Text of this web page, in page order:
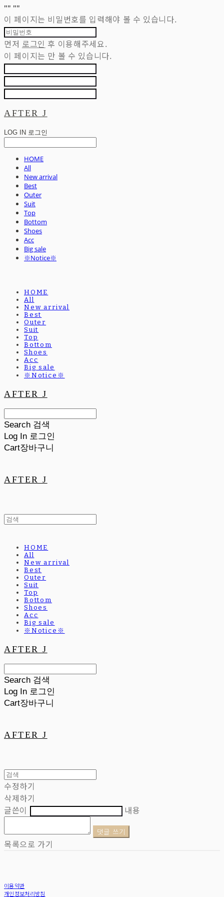
"" ""
이 페이지는 비밀번호를 입력해야 볼 수 있습니다.
먼저 로그인 후 이용해주세요.
이 페이지는 만 볼 수 있습니다.
AFTER J
LOG IN 로그인
HOME
All
New arrival
Best
Outer
Suit
Top
Bottom
Shoes
Acc
Big sale
※Notice※
HOME
All
New arrival
Best
Outer
Suit
Top
Bottom
Shoes
Acc
Big sale
※Notice※
AFTER J
Search 검색
Log In 로그인
Cart장바구니
AFTER J
HOME
All
New arrival
Best
Outer
Suit
Top
Bottom
Shoes
Acc
Big sale
※Notice※
AFTER J
Search 검색
Log In 로그인
Cart장바구니
AFTER J
수정하기
삭제하기
글쓴이
내용
댓글 쓰기
목록으로 가기
이용약관
개인정보처리방침